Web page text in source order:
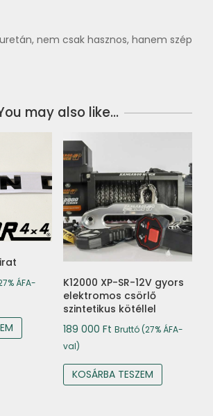
nem csak hasznos, hanem szép
may also like…
ÁFA-
K12000 XP-SR-12V gyors
elektromos csörlő
szintetikus kötéllel
189 000 Ft Bruttó (27% ÁFA-
val)
KOSÁRBA TESZEM